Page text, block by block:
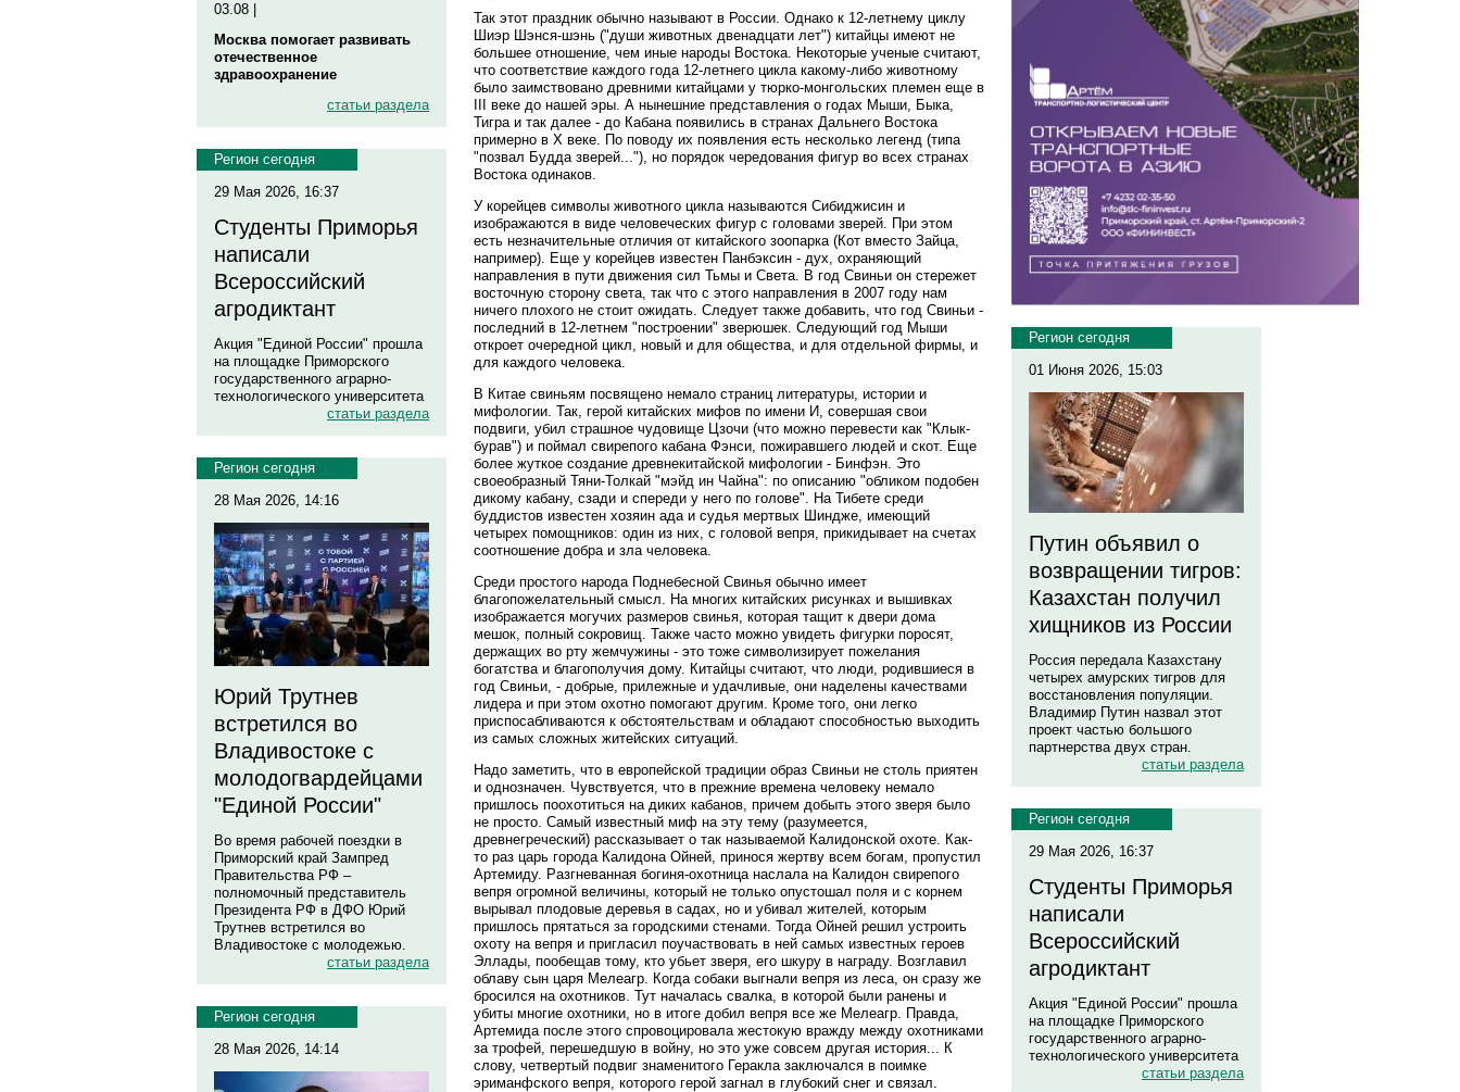
03.08 |
Москва помогает развивать
отечественное
здравоохранение
статьи раздела
Регион сегодня
29 Мая 2026, 16:37
Студенты Приморья
написали
Всероссийский
агродиктант
Акция "Единой России" прошла
на площадке Приморского
государственного аграрно-
технологического университета
статьи раздела
Регион сегодня
28 Мая 2026, 14:16
Юрий Трутнев
встретился во
Владивостоке с
молодогвардейцами
"Единой России"
Во время рабочей поездки в
Приморский край Зампред
Правительства РФ –
полномочный представитель
Президента РФ в ДФО Юрий
Трутнев встретился во
Владивостоке с молодежью.
статьи раздела
Регион сегодня
28 Мая 2026, 14:14
Так этот праздник обычно называют в России. Однако к 12-летнему циклу
Шиэр Шэнся-шэнь ("души животных двенадцати лет") китайцы имеют не
большее отношение, чем иные народы Востока. Некоторые ученые считают,
что соответствие каждого года 12-летнего цикла какому-либо животному
было заимствовано древними китайцами у тюрко-монгольских племен еще в
III веке до нашей эры. А нынешние представления о годах Мыши, Быка,
Тигра и так далее - до Кабана появились в странах Дальнего Востока
примерно в X веке. По поводу их появления есть несколько легенд (типа
"позвал Будда зверей..."), но порядок чередования фигур во всех странах
Востока одинаков.
У корейцев символы животного цикла называются Сибиджисин и
изображаются в виде человеческих фигур с головами зверей. При этом
есть незначительные отличия от китайского зоопарка (Кот вместо Зайца,
например). Еще у корейцев известен Панбэксин - дух, охраняющий
направления в пути движения сил Тьмы и Света. В год Свиньи он стережет
восточную сторону света, так что с этого направления в 2007 году нам
ничего плохого не стоит ожидать. Следует также добавить, что год Свиньи -
последний в 12-летнем "построении" зверюшек. Следующий год Мыши
откроет очередной цикл, новый и для общества, и для отдельной фирмы, и
для каждого человека.
В Китае свиньям посвящено немало страниц литературы, истории и
мифологии. Так, герой китайских мифов по имени И, совершая свои
подвиги, убил страшное чудовище Цзочи (что можно перевести как "Клык-
бурав") и поймал свирепого кабана Фэнси, пожиравшего людей и скот. Еще
более жуткое создание древнекитайской мифологии - Бинфэн. Это
своеобразный Тяни-Толкай "мэйд ин Чайна": по описанию "обликом подобен
дикому кабану, сзади и спереди у него по голове". На Тибете среди
буддистов известен хозяин ада и судья мертвых Шиндже, имеющий
четырех помощников: один из них, с головой вепря, прикидывает на счетах
соотношение добра и зла человека.
Среди простого народа Поднебесной Свинья обычно имеет
благопожелательный смысл. На многих китайских рисунках и вышивках
изображается могучих размеров свинья, которая тащит к двери дома
мешок, полный сокровищ. Также часто можно увидеть фигурки поросят,
держащих во рту жемчужины - это тоже символизирует пожелания
богатства и благополучия дому. Китайцы считают, что люди, родившиеся в
год Свиньи, - добрые, прилежные и удачливые, они наделены качествами
лидера и при этом охотно помогают другим. Кроме того, они легко
приспосабливаются к обстоятельствам и обладают способностью выходить
из самых сложных житейских ситуаций.
Надо заметить, что в европейской традиции образ Свиньи не столь приятен
и однозначен. Чувствуется, что в прежние времена человеку немало
пришлось поохотиться на диких кабанов, причем добыть этого зверя было
не просто. Самый известный миф на эту тему (разумеется,
древнегреческий) рассказывает о так называемой Калидонской охоте. Как-
то раз царь города Калидона Ойней, принося жертву всем богам, пропустил
Артемиду. Разгневанная богиня-охотница наслала на Калидон свирепого
вепря огромной величины, который не только опустошал поля и с корнем
вырывал плодовые деревья в садах, но и убивал жителей, которым
пришлось прятаться за городскими стенами. Тогда Ойней решил устроить
охоту на вепря и пригласил поучаствовать в ней самых известных героев
Эллады, пообещав тому, кто убьет зверя, его шкуру в награду. Возглавил
облаву сын царя Мелеагр. Когда собаки выгнали вепря из леса, он сразу же
бросился на охотников. Тут началась свалка, в которой были ранены и
убиты многие охотники, но в итоге добил вепря все же Мелеагр. Правда,
Артемида после этого спровоцировала жестокую вражду между охотниками
за трофей, перешедшую в войну, но это уже совсем другая история... К
слову, четвертый подвиг знаменитого Геракла заключался в поимке
эриманфского вепря, которого герой загнал в глубокий снег и связал.
Регион сегодня
01 Июня 2026, 15:03
Путин объявил о
возвращении тигров:
Казахстан получил
хищников из России
Россия передала Казахстану
четырех амурских тигров для
восстановления популяции.
Владимир Путин назвал этот
проект частью большого
партнерства двух стран.
статьи раздела
Регион сегодня
29 Мая 2026, 16:37
Студенты Приморья
написали
Всероссийский
агродиктант
Акция "Единой России" прошла
на площадке Приморского
государственного аграрно-
технологического университета
статьи раздела